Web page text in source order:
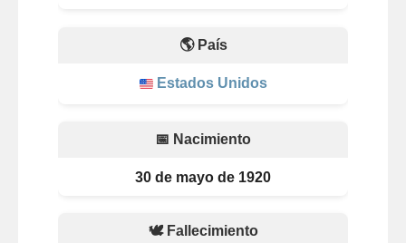
🌎 País
Estados Unidos
📅 Nacimiento
30 de mayo de 1920
🕊️ Fallecimiento